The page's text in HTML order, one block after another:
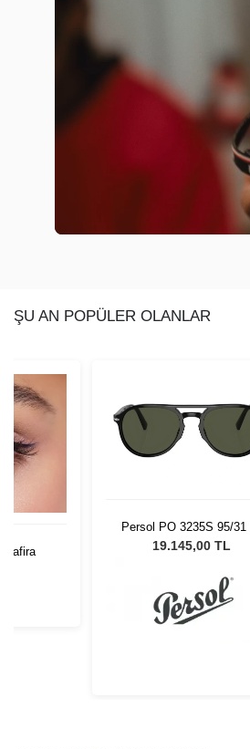
ŞU AN POPÜLER OLANLAR
Safira
Persol PO 3235S 95/31
Unisex Güneş Gözlüğü
19.145,00 TL